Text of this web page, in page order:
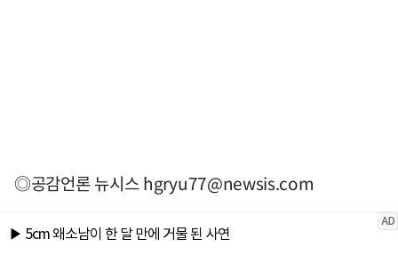
◎공감언론 뉴시스hgryu77@newsis.com